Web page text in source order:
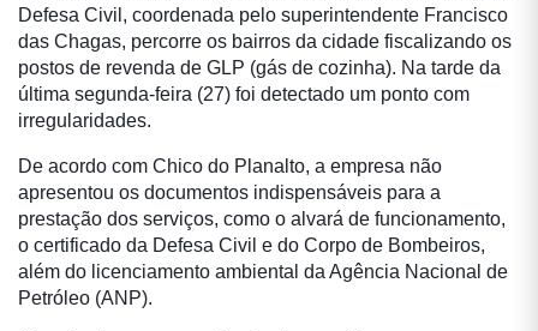
Defesa Civil, coordenada pelo superintendente Francisco
das Chagas, percorre os bairros da cidade fiscalizando os
postos de revenda de GLP (gás de cozinha). Na tarde da
última segunda-feira (27) foi detectado um ponto com
irregularidades.
De acordo com Chico do Planalto, a empresa não
apresentou os documentos indispensáveis para a
prestação dos serviços, como o alvará de funcionamento,
o certificado da Defesa Civil e do Corpo de Bombeiros,
além do licenciamento ambiental da Agência Nacional de
Petró leo (ANP).